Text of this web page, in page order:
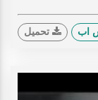
اب تحميل